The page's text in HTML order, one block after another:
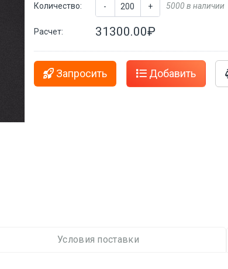
Количество: - + 5000 в наличии
Расчет: 31300.00₽
Запросить Добавить
Условия поставки